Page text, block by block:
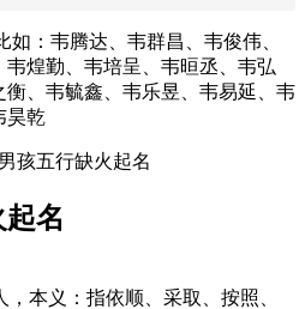
如：韦腾达、韦群昌、韦俊伟、
煌勤、韦培呈、韦晅丞、韦弘
、韦毓鑫、韦乐昱、韦易延、韦
昊乾
名
本义：指依顺、采取、按照、